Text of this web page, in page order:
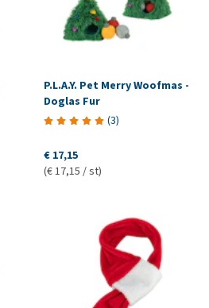
P.L.A.Y. Pet Merry Woofmas -
Doglas Fur
(3)
€ 17,15
(€ 17,15 / st)